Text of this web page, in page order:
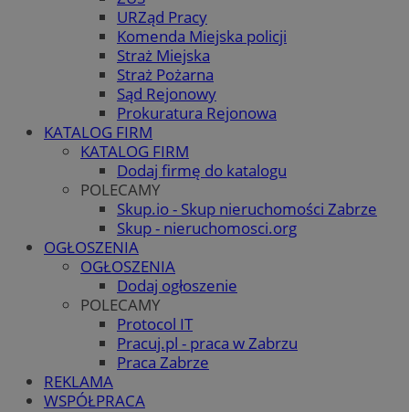
URZąd Pracy
Komenda Miejska policji
Straż Miejska
Straż Pożarna
Sąd Rejonowy
Prokuratura Rejonowa
KATALOG FIRM
KATALOG FIRM
Dodaj firmę do katalogu
POLECAMY
Skup.io - Skup nieruchomości Zabrze
Skup - nieruchomosci.org
OGŁOSZENIA
OGŁOSZENIA
Dodaj ogłoszenie
POLECAMY
Protocol IT
Pracuj.pl - praca w Zabrzu
Praca Zabrze
REKLAMA
WSPÓŁPRACA